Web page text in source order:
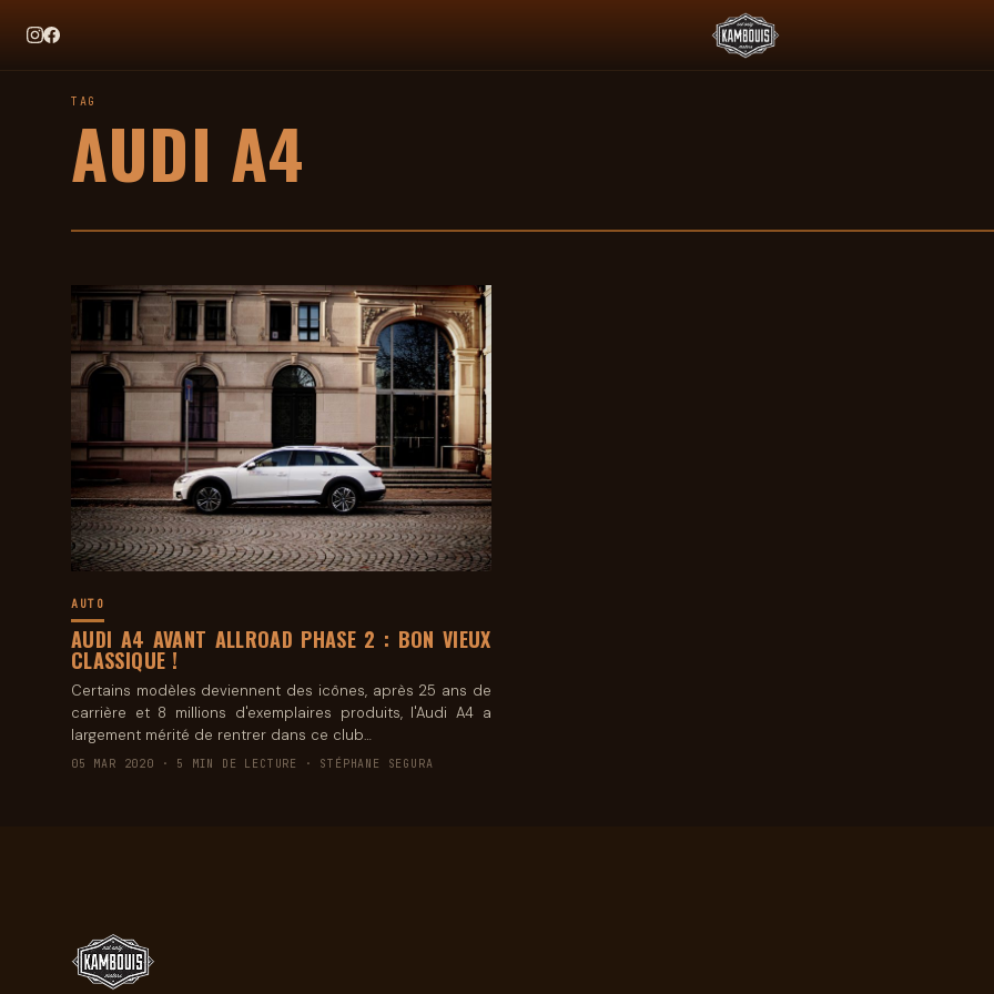
TAG HEUER X TEAM IKUZAWA : LE COME-BACK QUI SENT BON L'ESSENCE ET LE PADDOCK JAPONAIS
TAG
AUDI A4
AUTO
AUDI A4 AVANT ALLROAD PHASE 2 : BON VIEUX
CLASSIQUE !
Certains modèles deviennent des icônes, après 25 ans de
carrière et 8 millions d'exemplaires produits, l'Audi A4 a
largement mérité de rentrer dans ce club…
05 MAR 2020 · 5 MIN DE LECTURE · STÉPHANE SEGURA